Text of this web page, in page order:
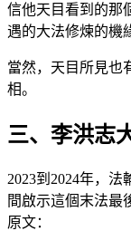
信他天目看到的那
遇的大法修煉的機
當然，天目所見也
相。
三、李洪志
2023到2024年，
間啟示這個末法最
原文：